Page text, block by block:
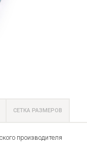
СЕТКА РАЗМЕРОВ
производителя